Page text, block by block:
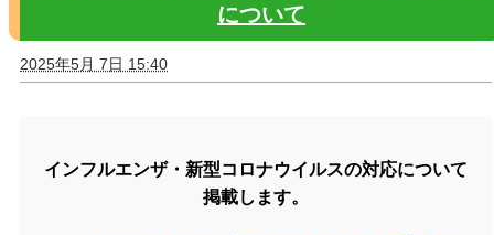
について
2025年5月 7日 15:40
インフルエンザ・新型コロナウイルスの対応について
掲載します。